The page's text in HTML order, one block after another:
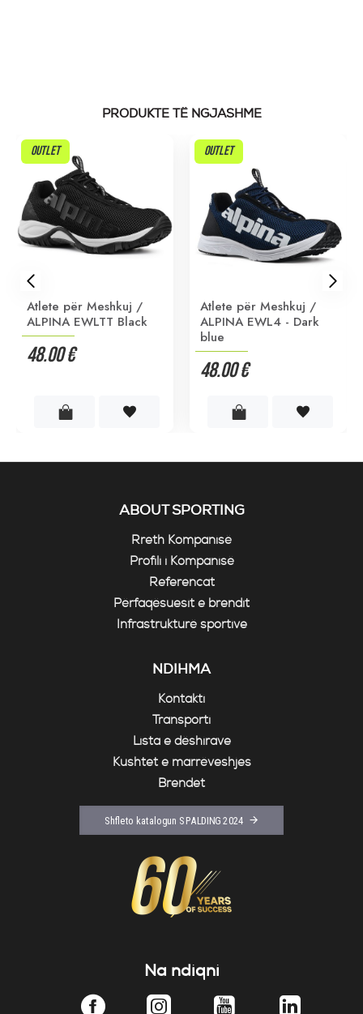
PRODUKTE TË NGJASHME
OUTLET
Atlete për Meshkuj /
ALPINA EWLTT Black
48.00 €
OUTLET
Atlete për Meshkuj /
ALPINA EWL4 - Dark
blue
48.00 €
ABOUT SPORTING
Rreth Kompanisë
Profili i Kompanisë
Referencat
Përfaqësuesit e brendit
Infrastrukturë sportive
NDIHMA
Kontakti
Transporti
Lista e dëshirave
Kushtet e marrëveshjes
Brendet
Shfleto katalogun SPALDING 2024
Na ndiqni